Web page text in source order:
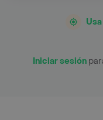
Iniciar sesión